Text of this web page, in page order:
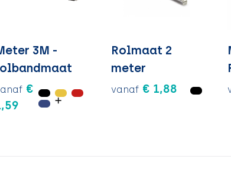
3M -
€
Rolmaat 2
meter
vanaf € 1,88